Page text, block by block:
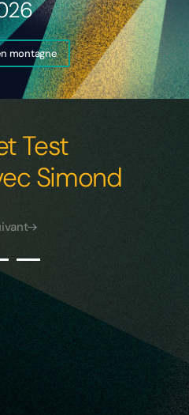
montagne
Test
Simond